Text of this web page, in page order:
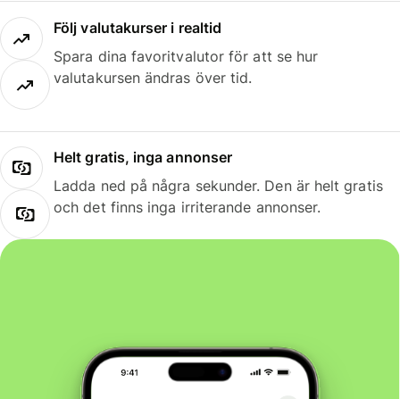
Följ valutakurser i realtid
Spara dina favoritvalutor för att se hur
valutakursen ändras över tid.
Helt gratis, inga annonser
Ladda ned på några sekunder. Den är helt gratis
och det finns inga irriterande annonser.